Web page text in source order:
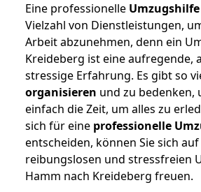
Eine professionelle Umzugshilfe
Vielzahl von Dienstleistungen,
Arbeit abzunehmen, denn ein
Kreideberg ist eine aufregende,
stressige Erfahrung. Es gibt so
organisieren und zu
einfach die Zeit, um alles zu
sich für eine professionelle
entscheiden, können Sie sich
reibungslosen und stressfreien
Hamm nach Kreideberg freuen.